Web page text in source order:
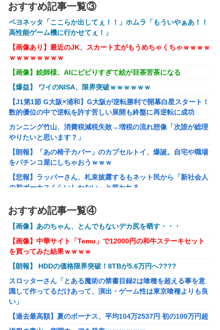
【ホロライブ】ニコ、引っ越し先に洗濯機置き場がない
【艦これ】そもそも深海ってなんか悪いことしたの
【艦これ】けーかいじん 他
【艦これ】E5ヌルイとかいう風説には騙されないぞ スキャ
ンプくらいヌルイのなら考える
アリスソフト「ランス10」ゲーム画面公開キター！ウルザち
ゃんは今回も美しい…。前作で助けたシィルもいるぞ！
シュート選手が結婚を発表、ネモ選手とウメハラ選手が婚姻
届の証人に。
【ハコヅメ】 第6話 感想 誰よりも早く！【～交番女子の逆
襲～】
「フリルもリボンもたくさんがいいのよね、ふふっ♪」対魔
忍RPG・新イベント『バニーとヨミハラクライシス』
【にじさんじ】七瀬、動物園でアシカに水をかけられビショ
ゲーム「すごい武器を手に入れましたが必要レベルに達して
いないので装備できません」←このシステムｗｗｗｗ
【にじさんじ】Cellmates、NG行動回避ゲーム！フリが露
骨すぎる
【動画】マーベルの新作格ゲー、歴代格ゲーのパロディが多
すぎて話題にwwwwwww
おすすめ記事一覧③
ベヨネッタ「ここらか出してぇ！！」ホムラ「もういやぁあ！！
高性能ゲーム機に行かせてぇ！」
【画像あり】最近のJK、スカート丈がもうめちゃくちゃｗｗｗｗ
ｗｗｗｗｗｗｗｗ
【画像】絵師様、AIにビビりすぎて絵が目茶苦茶になる
【爆益】 ワイのNISA、限界突破ｗｗｗｗｗｗ
【J1第1節 G大阪×浦和】G大阪が逆転勝利で開幕白星スタート！
数的優位の中で逆転を許す苦しい展開も終盤に再逆転に成功
カンニング竹山、消費税減税失敗→増税の流れ想像「次誰が総理
やりたいと思います？」
【朗報】「あの椅子カバー」のカプセルトイ、爆誕。自宅や職場
をパチンコ屋にしちゃおうｗｗｗ
【悲報】ラッパーさん、札束披露するもネット民から「新社会人
の初ボーナスくらいしかない」と笑われる
に無抵抗だったことが発覚
【画像あり】ディズニーの「おいなり巻（600円）」、卑猥すぎ
て賛否両論ｗｗｗｗｗ
【動画】熊本地震発生時の手術室の様子が公開される
海外「先進国で日本だけパスポート所有率が低すぎる、何故なの
か」
【朗報】ぐらんぶるのヒロイン、遂にデレるwwww
【悲報】ショートスリーパー堀さん、対面で高須幹弥にブチギレ
るｗｗｗｗ
おすすめ記事一覧④
【画像】あのちゃん、とんでもないデカ尻を晒す・・・
【画像】中華サイト「Temu」で12000円の和牛ステーキセット
を買ってみた結果ｗｗｗｗ
【朗報】 HDDの価格限界突破！8TBが5.6万円へ????
スロッターさん「とある魔術の禁書目録2は喰種を超える事を意
識して作ってるだけあって、演出・ゲーム性は東京喰種よりも良
い」
【過去最高額】夏のボーナス、平均104万2537円 初の100万円超